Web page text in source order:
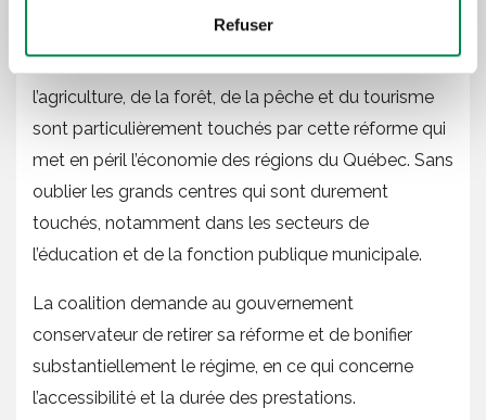
Refuser
ou qui n’a rien à voir avec leur formation et à une
l’agriculture, de la forêt, de la pêche et du tourisme
sont particulièrement touchés par cette réforme qui
met en péril l’économie des régions du Québec. Sans
oublier les grands centres qui sont durement
touchés, notamment dans les secteurs de
l’éducation et de la fonction publique municipale.
La coalition demande au gouvernement
conservateur de retirer sa réforme et de bonifier
substantiellement le régime, en ce qui concerne
l’accessibilité et la durée des prestations.